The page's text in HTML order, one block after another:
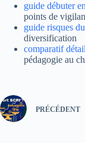
guide débuter
points de
guide risques
diversification
comparatif
pédagogie au
PRÉCÉDENT